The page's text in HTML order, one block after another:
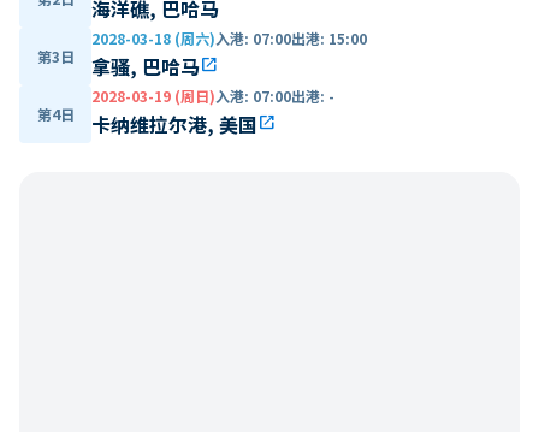
海洋礁, 巴哈马
第3日
2028-03-18 (周六)入港: 07:00出港: 15:00
拿骚, 巴哈马open_in_new
第4日
2028-03-19 (周日)入港: 07:00出港: -
卡纳维拉尔港, 美国open_in_new